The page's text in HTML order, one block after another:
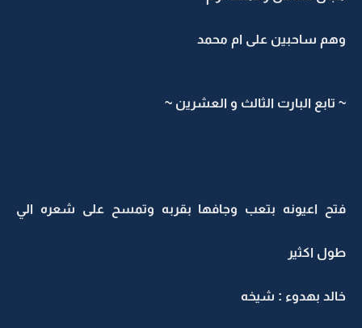
وهم ساحبين على ام محمد
~ تابع البارت الثالث و العشرين ~
فتح اعيونه بتعب وجافها بقربه وتمسح على شعره الي
طول اكثير
خالد بهدوء : شيخه